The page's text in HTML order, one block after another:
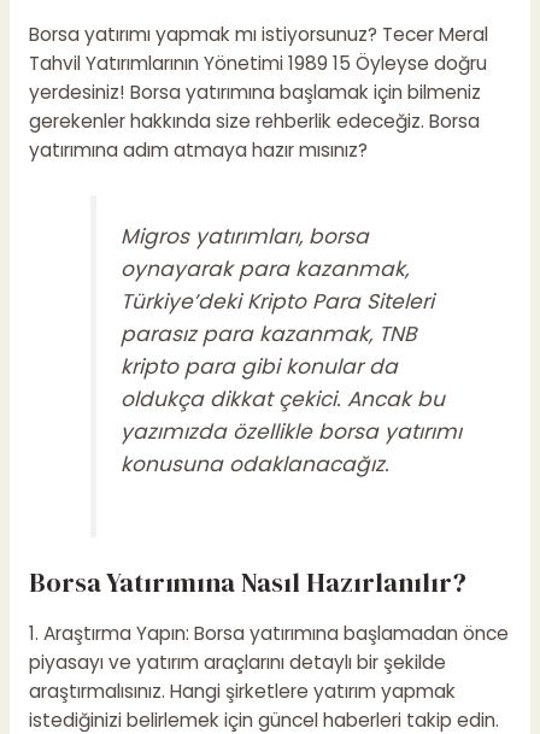
Borsa yatırımı yapmak mı istiyorsunuz? Tecer Meral
Tahvil Yatırımlarının Yönetimi 1989 15 Öyleyse doğru
yerdesiniz! Borsa yatırımına başlamak için bilmeniz
gerekenler hakkında size rehberlik edeceğiz. Borsa
yatırımına adım atmaya hazır mısınız?
Migros yatırımları, borsa
oynayarak para kazanmak,
Türkiye’deki Kripto Para Siteleri
parasız para kazanmak, TNB
kripto para gibi konular da
oldukça dikkat çekici. Ancak bu
yazımızda özellikle borsa yatırımı
konusuna odaklanacağız.
Borsa Yatırımına Nasıl Hazırlanılır?
1. Araştırma Yapın: Borsa yatırımına başlamadan önce
piyasayı ve yatırım araçlarını detaylı bir şekilde
araştırmalısınız. Hangi şirketlere yatırım yapmak
istediğinizi belirlemek için güncel haberleri takip edin.